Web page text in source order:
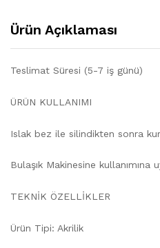
Ürün Açıklaması
Teslimat Süresi (5-7 iş günü)
ÜRÜN KULLANIMI
Islak bez ile silindikten sonra
Bulaşık Makinesine kullanımına
TEKNİK ÖZELLİKLER
Ürün Tipi: Akrilik